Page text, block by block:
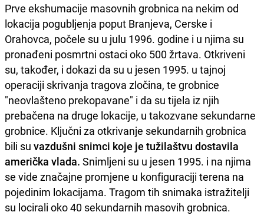
Prve ekshumacije masovnih grobnica na nekim od
lokacija pogubljenja poput Branjeva, Cerske i
Orahovca, počele su u julu 1996. godine i u njima su
pronađeni posmrtni ostaci oko 500 žrtava. Otkriveni
su, također, i dokazi da su u jesen 1995. u tajnoj
operaciji skrivanja tragova zločina, te grobnice
"neovlašteno prekopavane" i da su tijela iz njih
prebačena na druge lokacije, u takozvane sekundarne
grobnice. Ključni za otkrivanje sekundarnih grobnica
bili su vazdušni snimci koje je tužilaštvu dostavila
američka vlada. Snimljeni su u jesen 1995. i na njima
se vide značajne promjene u konfiguraciji terena na
pojedinim lokacijama. Tragom tih snimaka istražitelji
su locirali oko 40 sekundarnih masovih grobnica.